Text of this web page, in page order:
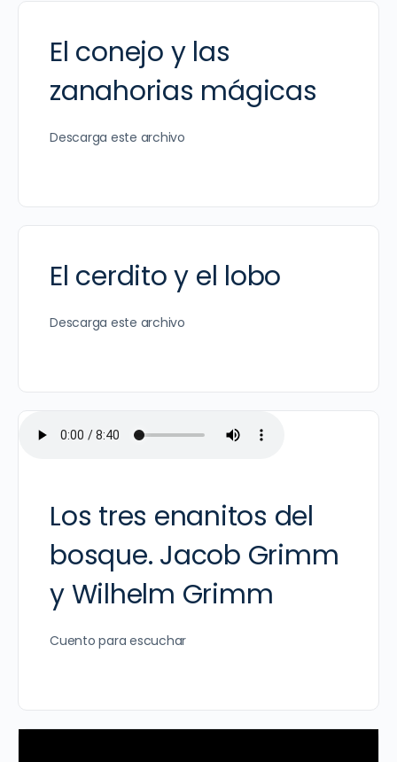
El conejo y las
zanahorias mágicas
Descarga este archivo
El cerdito y el lobo
Descarga este archivo
Los tres enanitos del
bosque. Jacob Grimm
y Wilhelm Grimm
Cuento para escuchar